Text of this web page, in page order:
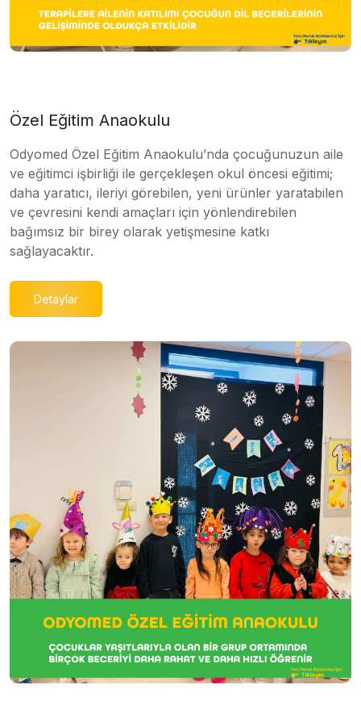
Özel Eğitim Anaokulu
Odyomed Özel Eğitim Anaokulu’nda çocuğunuzun aile
ve eğitimci işbirliği ile gerçekleşen okul öncesi eğitimi;
daha yaratıcı, ileriyi görebilen, yeni ürünler yaratabilen
ve çevresini kendi amaçları için yönlendirebilen
bağımsız bir birey olarak yetişmesine katkı
sağlayacaktır.
Detaylar